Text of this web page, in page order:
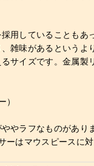
用していることも
雑味があるという
サイズです。金属
）
やラフなものがあり
はマウスピースに